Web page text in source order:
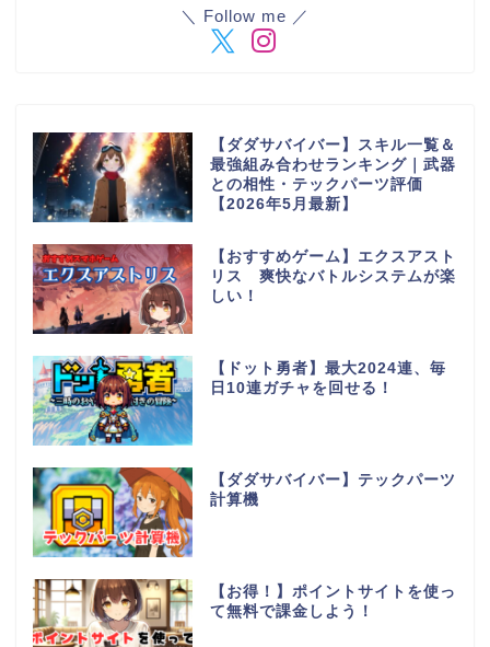
＼ Follow me ／
【ダダサバイバー】スキル一覧＆
最強組み合わせランキング｜武器
との相性・テックパーツ評価
【2026年5月最新】
【おすすめゲーム】エクスアスト
リス 爽快なバトルシステムが楽
しい！
【ドット勇者】最大2024連、毎
日10連ガチャを回せる！
【ダダサバイバー】テックパーツ
計算機
【お得！】ポイントサイトを使っ
て無料で課金しよう！